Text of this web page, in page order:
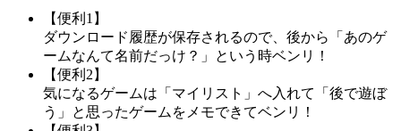
【便利1】
ダウンロード履歴が保存されるので、後から「あのゲ
ームなんて名前だっけ？」という時ベンリ！
【便利2】
気になるゲームは「マイリスト」へ入れて「後で遊ぼ
う」と思ったゲームをメモできてベンリ！